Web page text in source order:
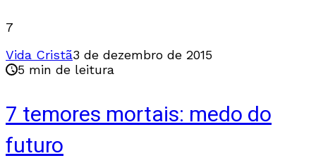
7
Vida Cristã3 de dezembro de 2015
5 min de leitura
7 temores mortais: medo do
futuro